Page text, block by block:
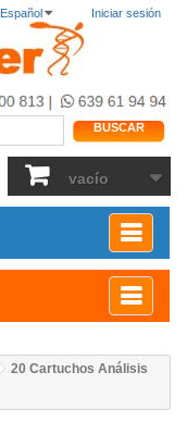
Iniciar sesión
Español
BUSCAR
vacío
20 Cartuchos Análisis